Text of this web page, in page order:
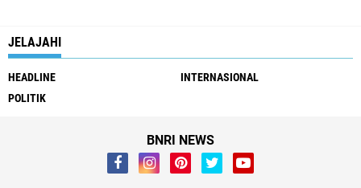
JELAJAHI
HEADLINE
INTERNASIONAL
POLITIK
BNRI NEWS